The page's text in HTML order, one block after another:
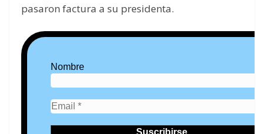
pasaron factura a su presidenta.
Nombre